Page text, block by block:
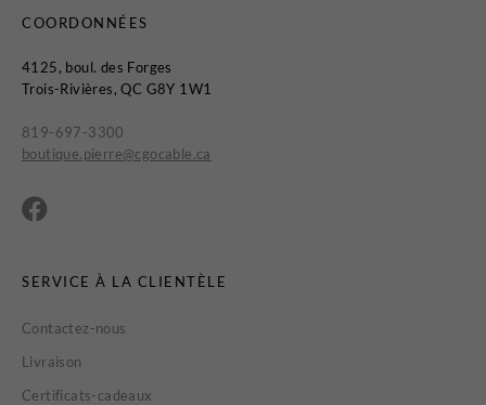
COORDONNÉES
4125, boul. des Forges
Trois-Rivières, QC G8Y 1W1
819-697-3300
boutique.pierre@cgocable.ca
SERVICE À LA CLIENTÈLE
Contactez-nous
Livraison
Certificats-cadeaux